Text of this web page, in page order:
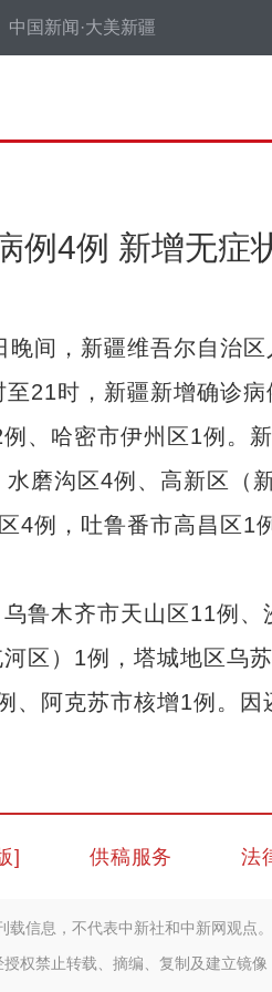
中国新闻·大美新疆
例4例 新增无症
，新疆维吾尔自治区
21时，新疆新增确诊
、哈密市伊州区1例。
磨沟区4例、高新区（
例，吐鲁番市高昌区1
木齐市天山区11例、
区）1例，塔城地区乌
、阿克苏市核增1例。因
] 供稿服务 法
载信息，不代表中新社和中新网观点
授权禁止转载、摘编、复制及建立镜像